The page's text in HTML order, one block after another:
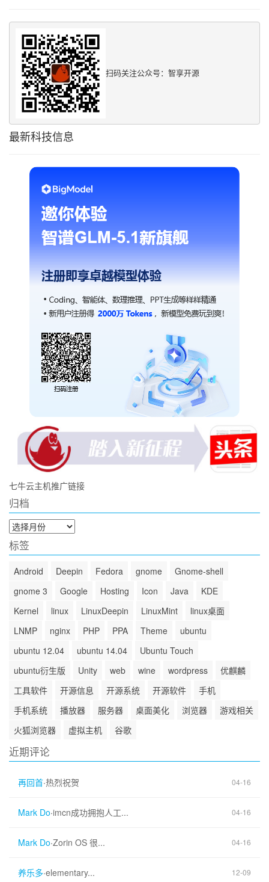
扫码关注公众号：智享开源
最新科技信息
七牛云主机推广链接
归档
归
档
标签
Android Deepin Fedora gnome
Gnome-shell
gnome 3
Google Hosting Icon Java
KDE
Kernel
linux LinuxDeepin LinuxMint
linux桌面
LNMP
nginx PHP PPA Theme
ubuntu
ubuntu 12.04
ubuntu 14.04
Ubuntu Touch
ubuntu衍生版
Unity web wine wordpress
优麒麟
工具软件
开源信息 开源系统 开源软件
手机
手机系统
播放器 服务器 桌面美化 浏览器
游戏相关
火狐浏览器
虚拟主机 谷歌
近期评论
再回首·热烈祝贺 04-16
Mark Do·imcn成功拥抱人工... 04-16
Mark Do·Zorin OS 很... 04-16
养乐多·elementary... 12-09